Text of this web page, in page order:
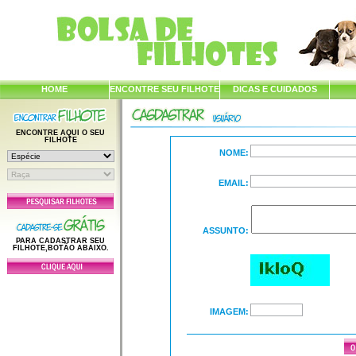
HOME ENCONTRE SEU FILHOTE DICAS E CUIDADOS
ENCONTRE AQUI O SEU
FILHOTE
PARA CADASTRAR SEU
FILHOTE,BOTÃO ABAIXO.
NOME:
EMAIL:
ASSUNTO:
IMAGEM: